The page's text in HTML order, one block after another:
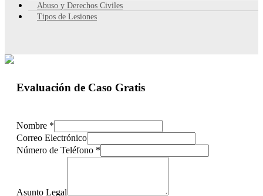
Abuso y Derechos Civiles
Tipos de Lesiones
Evaluación de Caso Gratis
Nombre *
Correo Electrónico
Número de Teléfono *
Asunto Legal